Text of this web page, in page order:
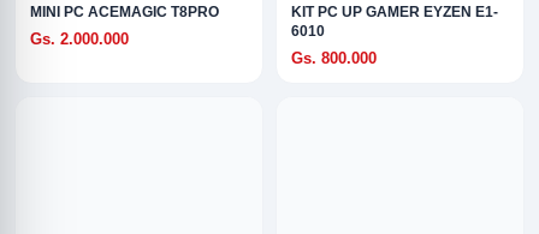
MINI PC ACEMAGIC T8PRO
Gs. 2.000.000
KIT PC UP GAMER EYZEN E1-
6010
Gs. 800.000